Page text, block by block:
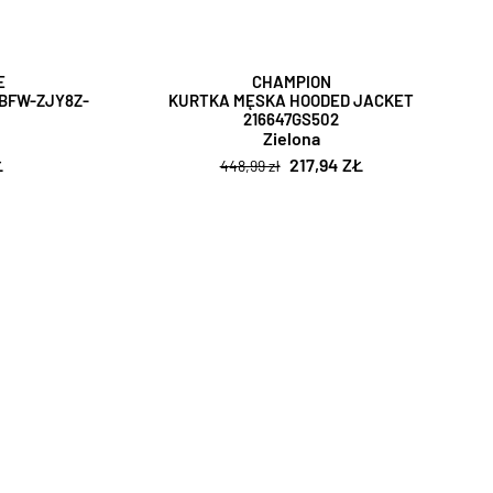
ZJY8Z-
CHAMPION
KURTKA MĘSKA HOODED JACKET
216647GS502
Zielona
448,99 zł 217,94 ZŁ